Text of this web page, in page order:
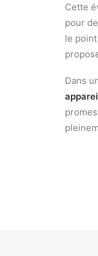
Cette
pour
le
Dans